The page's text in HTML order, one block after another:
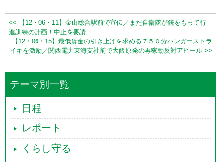
<< 【12・06・11】金山総合駅前で宣伝／また自衛隊が銃をもって行
進訓練の計画！中止を要請
【12・06・15】最低賃金の引き上げを求める７５０分ハンガーストラ
イキを激励／関西電力東海支社前で大飯原発の再稼動反対アピール >>
テーマ別一覧
日程
レポート
くらし守る